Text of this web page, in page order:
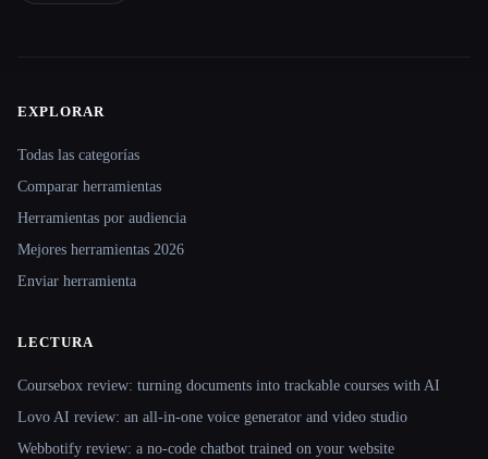
Site navigation
EXPLORAR
Todas las categorías
Comparar herramientas
Herramientas por audiencia
Mejores herramientas 2026
Enviar herramienta
LECTURA
Coursebox review: turning documents into trackable courses with AI
Lovo AI review: an all-in-one voice generator and video studio
Webbotify review: a no-code chatbot trained on your website